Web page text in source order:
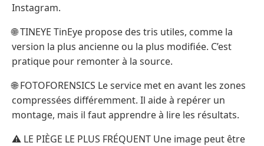
Instagram.
🌐 TINEYE TinEye propose des tris utiles, comme la
version la plus ancienne ou la plus modifiée. C’est
pratique pour remonter à la source.
🌐 FOTOFORENSICS Le service met en avant les zones
compressées différemment. Il aide à repérer un
montage, mais il faut apprendre à lire les résultats.
⚠️ LE PIÈGE LE PLUS FRÉQUENT Une image peut être